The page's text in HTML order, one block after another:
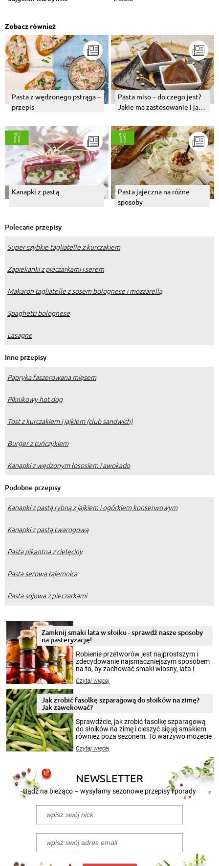
Zobacz również
Pasta z wędzonego pstrąga –
przepis
Pasta miso – do czego jest?
Jakie ma zastosowanie i jak
Kanapki z pastą
Pasta jajeczna na różne
sposoby
Polecane przepisy
Super szybkie tagliatelle z kurczakiem
Zapiekanki z pieczarkami i serem
Makaron tagliatelle z sosem bolognese i mozzarellą
Spaghetti bolognese
Lasagne
Inne przepisy
Papryka faszerowana mięsem
Piknikowy hot dog
Tost z kurczakiem i jajkiem (club sandwich)
Burger z tuńczykiem
Kanapki z wędzonym łososiem i awokado
Podobne przepisy
Kanapki z pastą rybną z jajkiem i ogórkiem konserwowym
Kanapki z pastą twarogową
Pasta pikantna z cielęciny
Pasta serowa tajemnica
Pasta sojowa z pieczarkami
Zamknij smaki lata w słoiku - sprawdź nasze sposoby
na pasteryzację!
Robienie przetworów jest najprostszym i
zdecydowanie najsmaczniejszym sposobem
na to, by zachować smaki wiosny, lata i
krajobrazów, by cieszyć nimi oko w sezonie
pełni poczuć atmosferę cieplejszych
miesięcy. Przygotowanie słoików ze
smakowitą zawartością musi obejmować
patenty, które pozwolą zachować świeżość
przetworów.
Czytaj więcej
Jak zrobić fasolkę szparagową do słoików na zimę?
Jak zawekować?
Sprawdźcie, jak zrobić fasolkę szparagową
do słoików na zimę i cieszyć się jej smakiem
również poza sezonem. To warzywo możecie
nasze propozycje!
Czytaj więcej
NEWSLETTER
Bądź na bieżąco – wysyłamy sezonowe przepisy i porady